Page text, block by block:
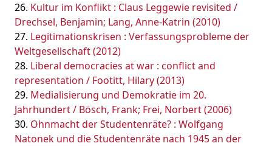
Kultur im Konflikt : Claus Leggewie revisited /
Drechsel, Benjamin; Lang, Anne-Katrin (2010)
Legitimationskrisen : Verfassungsprobleme der
Weltgesellschaft (2012)
Liberal democracies at war : conflict and
representation / Footitt, Hilary (2013)
Medialisierung und Demokratie im 20.
Jahrhundert / Bösch, Frank; Frei, Norbert (2006)
Ohnmacht der Studentenräte? : Wolfgang
Natonek und die Studentenräte nach 1945 an der